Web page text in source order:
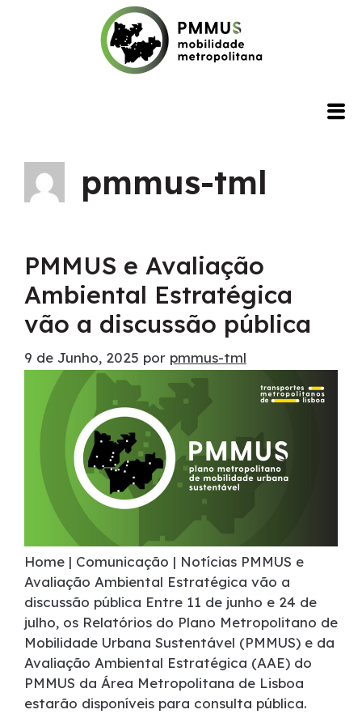
pmmus-tml
PMMUS e Avaliação
Ambiental Estratégica
vão a discussão pública
9 de Junho, 2025 por pmmus-tml
Home | Comunicação | Notícias PMMUS e
Avaliação Ambiental Estratégica vão a
discussão pública Entre 11 de junho e 24 de
julho, os Relatórios do Plano Metropolitano de
Mobilidade Urbana Sustentável (PMMUS) e da
Avaliação Ambiental Estratégica (AAE) do
PMMUS da Área Metropolitana de Lisboa
estarão disponíveis para consulta pública.